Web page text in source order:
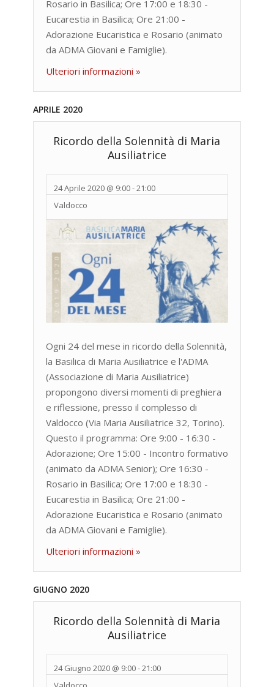
Rosario in Basilica; Ore 17:00 e 18:30 -
Eucarestia in Basilica; Ore 21:00 -
Adorazione Eucaristica e Rosario (animato
da ADMA Giovani e Famiglie).
Ulteriori informazioni »
APRILE 2020
Ricordo della Solennità di Maria
Ausiliatrice
24 Aprile 2020 @ 9:00-21:00
Valdocco
Ogni 24 del mese in ricordo della Solennità,
la Basilica di Maria Ausiliatrice e l'ADMA
(Associazione di Maria Ausiliatrice)
propongono diversi momenti di preghiera
e riflessione, presso il complesso di
Valdocco (Via Maria Ausiliatrice 32, Torino).
Questo il programma: Ore 9:00 - 16:30 -
Adorazione; Ore 15:00 - Incontro formativo
(animato da ADMA Senior); Ore 16:30 -
Rosario in Basilica; Ore 17:00 e 18:30 -
Eucarestia in Basilica; Ore 21:00 -
Adorazione Eucaristica e Rosario (animato
da ADMA Giovani e Famiglie).
Ulteriori informazioni »
GIUGNO 2020
Ricordo della Solennità di Maria
Ausiliatrice
24 Giugno 2020 @ 9:00-21:00